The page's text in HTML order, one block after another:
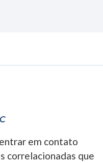
em contato
correlacionadas que